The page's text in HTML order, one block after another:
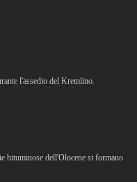
l'assedio del Kremlino.
bituminose dell'Olocene si formano